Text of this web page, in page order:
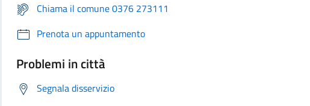
Chiama il comune 0376 273111
Prenota un appuntamento
Problemi in città
Segnala disservizio